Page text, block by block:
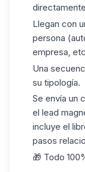
Llegan con
persona
empresa,
Una
su tipología.
Se envía un
el lead
incluye el
pasos
🎁 Todo